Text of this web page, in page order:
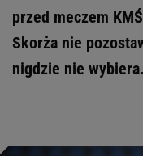
przed meczem
Skorża nie
nigdzie nie wybiera.